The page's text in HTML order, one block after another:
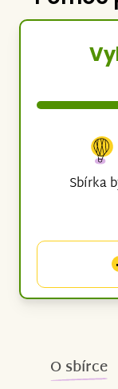
Sbírka
O sbírce